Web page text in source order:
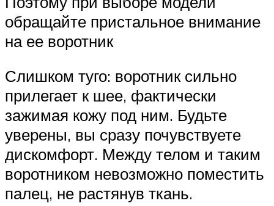
обращайте пристальное внимание
на ее воротник
Слишком туго: воротник сильно
прилегает к шее, фактически
зажимая кожу под ним. Будьте
уверены, вы сразу почувствуете
дискомфорт. Между телом и таким
воротником невозможно поместить
палец, не растянув ткань.